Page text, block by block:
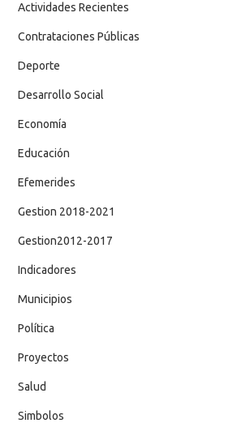
Actividades Recientes
Contrataciones Públicas
Deporte
Desarrollo Social
Economía
Educación
Efemerides
Gestion 2018-2021
Gestion2012-2017
Indicadores
Municipios
Política
Proyectos
Salud
Simbolos